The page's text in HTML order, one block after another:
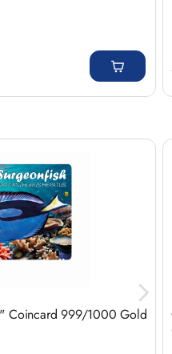
Coincard 999/1000 Gold